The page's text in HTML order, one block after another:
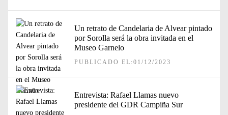
Un retrato de Candelaria de Alvear pintado
por Sorolla será la obra invitada en el
Museo Garnelo
PUBLICADO EL:01/12/2023
Entrevista: Rafael Llamas nuevo
presidente del GDR Campiña Sur